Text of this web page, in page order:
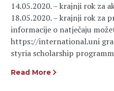
14.05.2020. – krajnji rok za
18.05.2020. – krajnji rok za
informacije o natječaju
https://international.uni
styria scholarship
Read More